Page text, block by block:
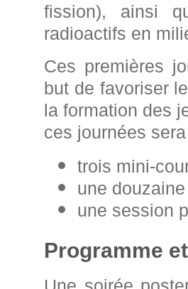
fission), ainsi
radioactifs en
Ces premières
but de favoriser
la formation des
ces journées
trois mini-
une
une session
Programme